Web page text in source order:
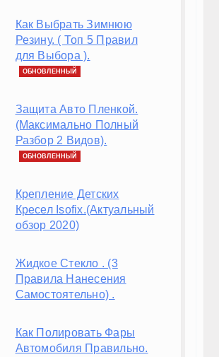
Как Выбрать Зимнюю
Резину. ( Топ 5 Правил
для Выбора ).
ОБНОВЛЕННЫЙ
Защита Авто Пленкой.
(Максимально Полный
Разбор 2 Видов).
ОБНОВЛЕННЫЙ
Крепление Детских
Кресел Isofix.(Актуальный
обзор 2020)
Жидкое Стекло . (3
Правила Нанесения
Самостоятельно) .
Как Полировать Фары
Автомобиля Правильно.